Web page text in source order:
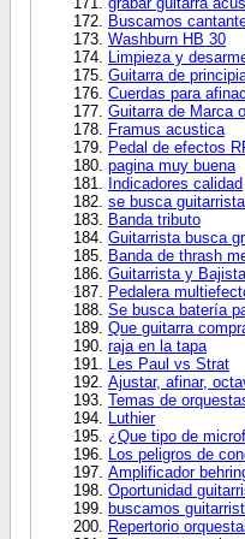
Buscamos
Washburn HB 30
Limpieza y
Guitarra de
Cuerdas para
Guitarra de Marca
Framus acustica
Pedal de efectos
pagina muy buena
Indicadores calidad
se busca
Banda tributo
Guitarrista busca
Banda de thrash
Guitarrista y
Pedalera
Se busca batería
Que guitarra
raja en la tapa
Les Paul vs Strat
Ajustar, afinar,
Temas de
Luthier
¿Que tipo de
Los peligros de
Amplificador
Oportunidad
buscamos
Repertorio